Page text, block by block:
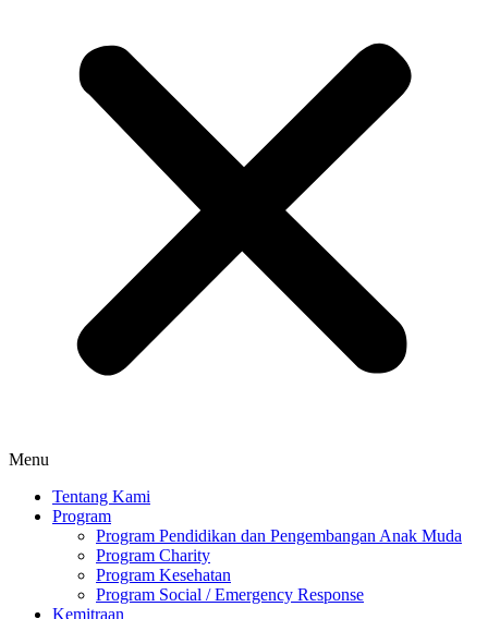
Menu
Tentang Kami
Program
Program Pendidikan dan Pengembangan Anak Muda
Program Charity
Program Kesehatan
Program Social / Emergency Response
Kemitraan